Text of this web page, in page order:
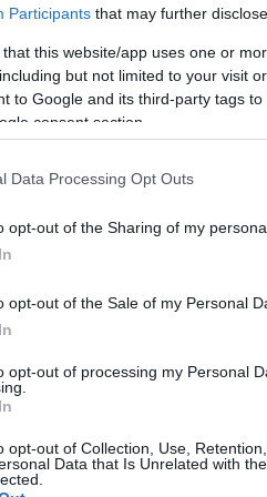
Participants that may further
that this website/app uses one or
but not limited to your visit
to Google and its third-party tags
consent section.
Data Processing Opt Outs
opt-out of the Sharing of my
opt-out of the Sale of my Personal
opt-out of processing my Personal
opt-out of Collection, Use,
Data that Is Unrelated with
civil szervezet,
amelyeket a
intézményeknek.
csütörtöki záróestjén